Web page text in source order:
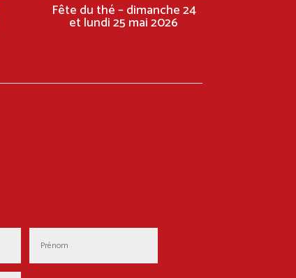
Fête du thé – dimanche 24
et lundi 25 mai 2026